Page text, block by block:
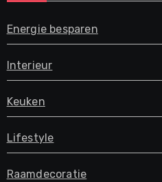
Energie besparen
Interieur
Keuken
Lifestyle
Raamdecoratie